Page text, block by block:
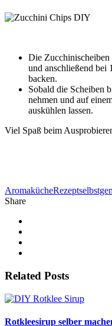
Die Zucchinischeiben
und anschließend bei
backen.
Sobald die Scheiben
nehmen und auf
auskühlen lassen.
Viel Spaß beim
AromakücheRezept
Share
Related Posts
Rotkleesirup selber